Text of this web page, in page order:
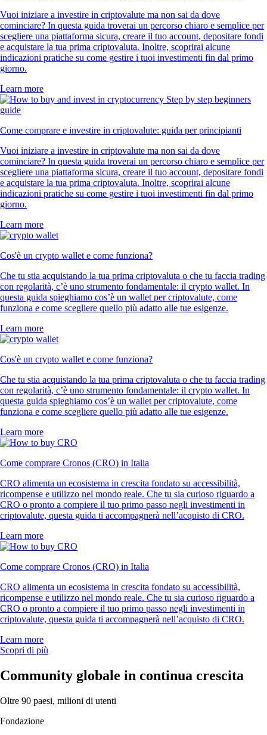
Vuoi iniziare a investire in criptovalute ma non sai da dove
cominciare? In questa guida troverai un percorso chiaro e semplice per
scegliere una piattaforma sicura, creare il tuo account, depositare fondi
e acquistare la tua prima criptovaluta. Inoltre, scoprirai alcune
indicazioni pratiche su come gestire i tuoi investimenti fin dal primo
giorno.
Learn more
Come comprare e investire in criptovalute: guida per principianti
Vuoi iniziare a investire in criptovalute ma non sai da dove
cominciare? In questa guida troverai un percorso chiaro e semplice per
scegliere una piattaforma sicura, creare il tuo account, depositare fondi
e acquistare la tua prima criptovaluta. Inoltre, scoprirai alcune
indicazioni pratiche su come gestire i tuoi investimenti fin dal primo
giorno.
Learn more
Cos'è un crypto wallet e come funziona?
Che tu stia acquistando la tua prima criptovaluta o che tu faccia trading
con regolarità, c’è uno strumento fondamentale: il crypto wallet. In
questa guida spieghiamo cos’è un wallet per criptovalute, come
funziona e come scegliere quello più adatto alle tue esigenze.
Learn more
Cos'è un crypto wallet e come funziona?
Che tu stia acquistando la tua prima criptovaluta o che tu faccia trading
con regolarità, c’è uno strumento fondamentale: il crypto wallet. In
questa guida spieghiamo cos’è un wallet per criptovalute, come
funziona e come scegliere quello più adatto alle tue esigenze.
Learn more
Come comprare Cronos (CRO) in Italia
CRO alimenta un ecosistema in crescita fondato su accessibilità,
ricompense e utilizzo nel mondo reale. Che tu sia curioso riguardo a
CRO o pronto a compiere il tuo primo passo negli investimenti in
criptovalute, questa guida ti accompagnerà nell’acquisto di CRO.
Learn more
Come comprare Cronos (CRO) in Italia
CRO alimenta un ecosistema in crescita fondato su accessibilità,
ricompense e utilizzo nel mondo reale. Che tu sia curioso riguardo a
CRO o pronto a compiere il tuo primo passo negli investimenti in
criptovalute, questa guida ti accompagnerà nell’acquisto di CRO.
Learn more
Scopri di più
Community globale in continua crescita
Oltre 90 paesi, milioni di utenti
Fondazione